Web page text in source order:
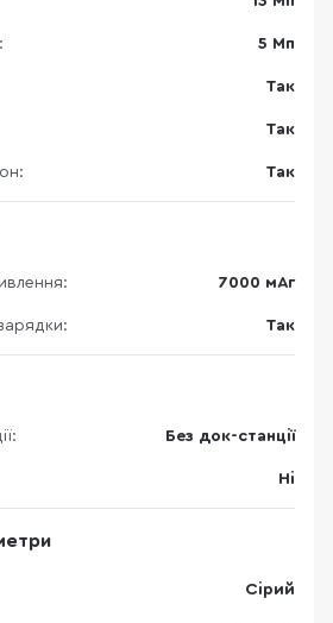
5 Мп
Так
Так
Так
7000 мАг
Так
Без док-станції
Ні
Сірий